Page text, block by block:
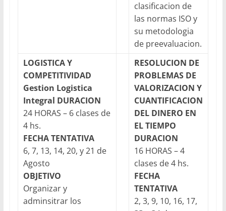
clasificacion de
las normas ISO y
su metodologia
de preevaluacion.
LOGISTICA Y
COMPETITIVIDAD
Gestion Logistica
Integral DURACION
24 HORAS – 6 clases de
4 hs.
FECHA TENTATIVA
6, 7, 13, 14, 20, y 21 de
Agosto
OBJETIVO
Organizar y
adminsitrar los
RESOLUCION DE
PROBLEMAS DE
VALORIZACION Y
CUANTIFICACION
DEL DINERO EN
EL TIEMPO
DURACION
16 HORAS – 4
clases de 4 hs.
FECHA
TENTATIVA
2, 3, 9, 10, 16, 17,